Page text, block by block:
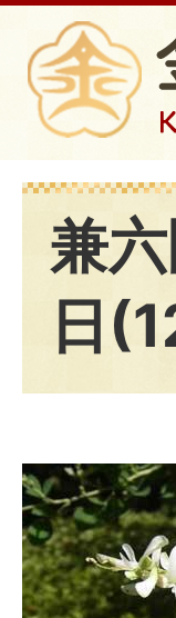
兼
日